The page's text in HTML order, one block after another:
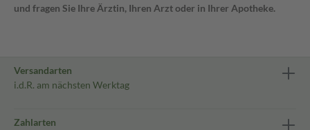
und fragen Sie Ihre Ärztin, Ihren Arzt oder in Ihrer Apotheke.
Versandarten
i.d.R. am nächsten Werktag
Zahlarten